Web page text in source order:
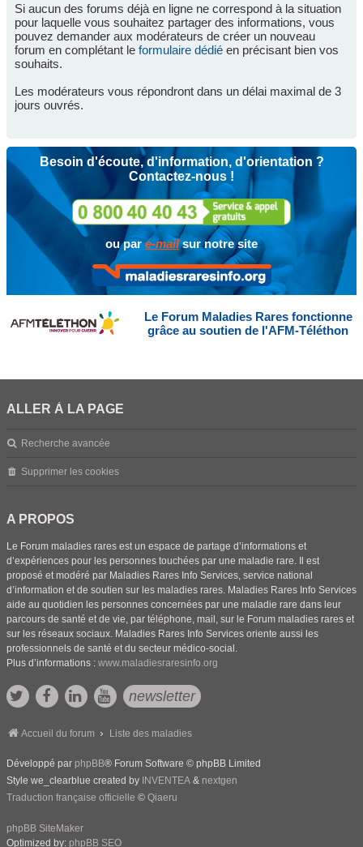
Si aucun des forums déjà en ligne ne correspond à la situation
pour laquelle vous souhaitez partager des informations, vous
pouvez demander aux modérateurs de créer un nouveau
forum en complétant le formulaire dédié en précisant bien vos
souhaits.
Les modérateurs vous répondront dans un délai maximal de 3
jours ouvrés.
Besoin d'écoute, d'information, d'orientation ?
Contactez-nous !
ou pare-mailsur notre site
Le Forum Maladies Rares fonctionne
grâce au soutien de l'AFM-Téléthon
ALLER À LA PAGE
Recherche avancée
Supprimer les cookies
A PROPOS
Le Forum maladies rares est un espace de partage d’informations et
d’expériences pour les personnes touchées par une maladie rare. Il est
proposé et modéré par Maladies Rares Info Services, service national
d’information et de soutien sur les maladies rares. Maladies Rares Info Services
aide au quotidien les personnes concernées par une maladie rare dans leur
parcours de santé et de vie, par téléphone, mail, sur le Forum maladies rares et
sur les réseaux sociaux. Maladies Rares Info Services oriente aussi les
professionnels de santé et du secteur médico-social.
Plus d’informations : www.maladiesraresinfo.org
newsletter
Accueil du forum Liste des maladies
Développé par phpBB® Forum Software © phpBB Limited
Style we_clearblue created by INVENTEA & nextgen
Traduction française officielle © Qiaeru
phpBB SiteMaker
Optimized by: phpBB SEO